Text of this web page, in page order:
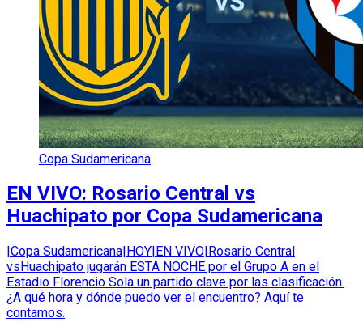
Copa Sudamericana
EN VIVO: Rosario Central vs
Huachipato por Copa Sudamericana
|Copa Sudamericana|HOY|EN VIVO|Rosario Central
vsHuachipato jugarán ESTA NOCHE por el Grupo A en el
Estadio Florencio Sola un partido clave por las clasificación.
¿A qué hora y dónde puedo ver el encuentro? Aquí te
contamos.